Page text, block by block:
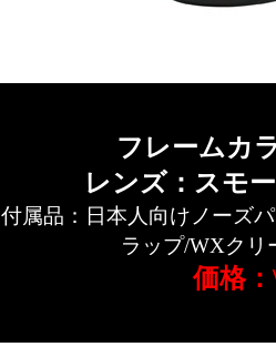
フレームカ
レンズ：スモ
付属品：日本人向けノーズ
ラップ/WXクリ
価格